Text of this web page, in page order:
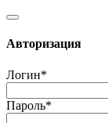
Авторизация
Логин*
Пароль*